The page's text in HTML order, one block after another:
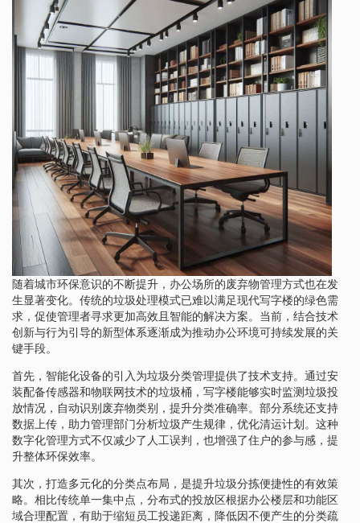
随着城市环保意识的不断提升，办公场所的废弃物管理方式也在发
生显著变化。传统的垃圾处理模式已难以满足现代写字楼的绿色需
求，促使管理者寻求更加高效且智能的解决方案。当前，结合技术
创新与行为引导的新型体系逐渐成为推动办公环境可持续发展的关
键手段。
首先，智能化设备的引入为垃圾分类管理提供了技术支持。通过安
装配备传感器和物联网技术的垃圾桶，写字楼能够实时监测垃圾投
放情况，自动识别废弃物类别，提升分类准确率。部分系统还支持
数据上传，助力管理部门分析垃圾产生规律，优化清运计划。这种
数字化管理方式不仅减少了人工误判，也增强了住户的参与感，提
升整体环保效率。
其次，打造多元化的分类点布局，是提升垃圾分拣便捷性的有效策
略。相比传统单一集中点，分布式的投放区根据办公楼层和功能区
域合理配置，有助于缩短员工投递距离，降低因不便产生的分类疏